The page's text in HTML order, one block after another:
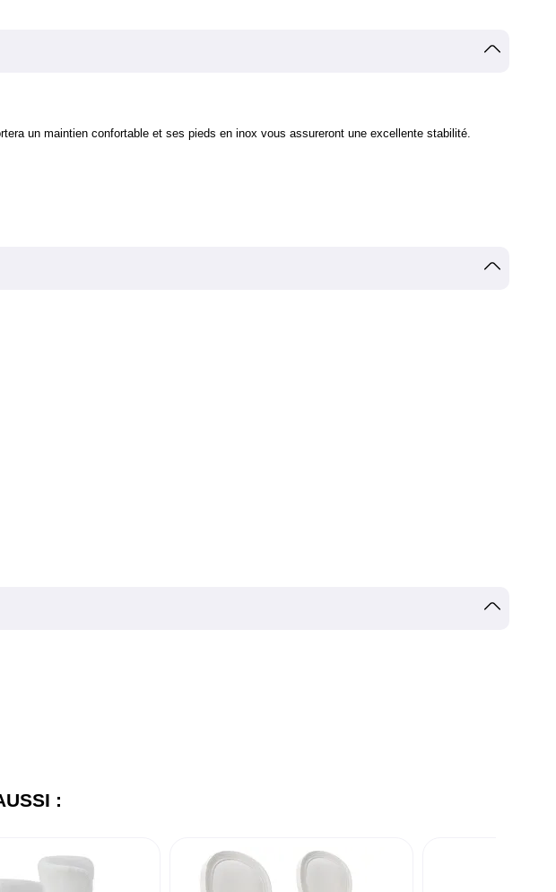
un maintien confortable et ses pieds en inox vous assureront une excellente stabilité.
: